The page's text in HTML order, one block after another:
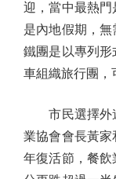
迎，當中最熱
是內地假期，
鐵團是以專列形
車組織旅行團，
市民選擇外遊
業協會會長黃
年復活節，餐